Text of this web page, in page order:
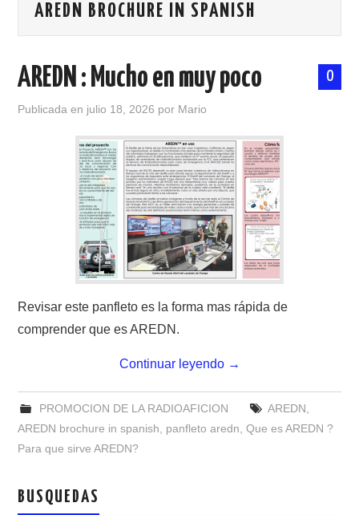
ANTENAS Y ACCESORIOS
CONTACTO
HISTORIA DE LA RADIO
IMÁGENES CRECJ
LA PULGA MERCANTE
LITERATURA DE LA RADIO
MORSE CW APRENDE Y MAS
PATROCINADORES
AREDN BROCHURE IN SPANISH
0
AREDN : Mucho en muy poco
Publicada en julio 18, 2026 por Mario
Revisar este panfleto es la forma mas rápida de
comprender que es AREDN.
Continuar leyendo →
PROMOCION DE LA RADIOAFICION AREDN,
AREDN brochure in spanish, panfleto aredn,Que es AREDN ?
Para que sirve AREDN?
BUSQUEDAS